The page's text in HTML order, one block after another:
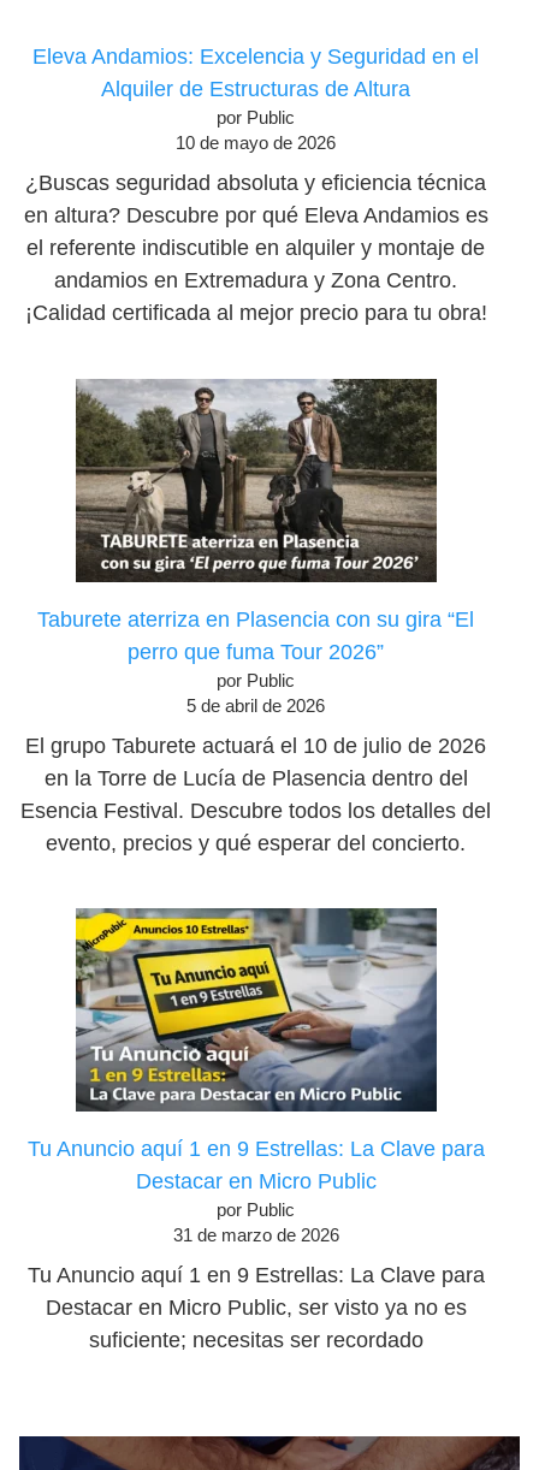
Eleva Andamios: Excelencia y Seguridad en el
Alquiler de Estructuras de Altura
por Public
10 de mayo de 2026
¿Buscas seguridad absoluta y eficiencia técnica
en altura? Descubre por qué Eleva Andamios es
el referente indiscutible en alquiler y montaje de
andamios en Extremadura y Zona Centro.
¡Calidad certificada al mejor precio para tu obra!
Taburete aterriza en Plasencia con su gira “El
perro que fuma Tour 2026”
por Public
5 de abril de 2026
El grupo Taburete actuará el 10 de julio de 2026
en la Torre de Lucía de Plasencia dentro del
Esencia Festival. Descubre todos los detalles del
evento, precios y qué esperar del concierto.
Tu Anuncio aquí 1 en 9 Estrellas: La Clave para
Destacar en Micro Public
por Public
31 de marzo de 2026
Tu Anuncio aquí 1 en 9 Estrellas: La Clave para
Destacar en Micro Public, ser visto ya no es
suficiente; necesitas ser recordado